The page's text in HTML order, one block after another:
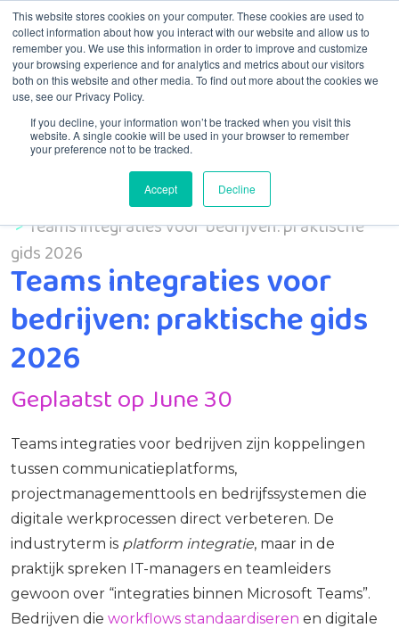
This website stores cookies on your computer. These cookies are used to
collect information about how you interact with our website and allow us to
remember you. We use this information in order to improve and customize
your browsing experience and for analytics and metrics about our visitors
both on this website and other media. To find out more about the cookies we
use, see our Privacy Policy.
If you decline, your information won’t be tracked when you visit this
website. A single cookie will be used in your browser to remember
your preference not to be tracked.
Accept Decline
Menu
Teams integraties voor bedrijven: praktische
gids 2026
Teams integraties voor
bedrijven: praktische gids
2026
Geplaatst op June 30
Teams integraties voor bedrijven zijn koppelingen
tussen communicatieplatforms,
projectmanagementtools en bedrijfssystemen die
digitale werkprocessen direct verbeteren. De
industryterm is platform integratie, maar in de
praktijk spreken IT-managers en teamleiders
gewoon over “integraties binnen Microsoft Teams”.
Bedrijven die workflows standaardiseren en digitale